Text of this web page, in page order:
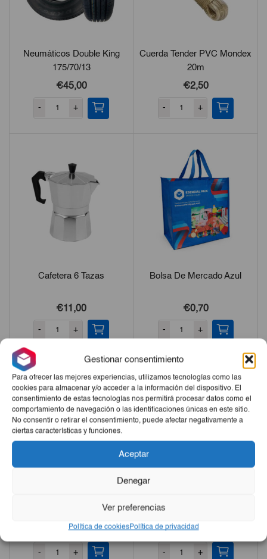
Gestionar consentimiento
Para ofrecer las mejores experiencias, utilizamos tecnologías como las
cookies para almacenar y/o acceder a la información del dispositivo. El
consentimiento de estas tecnologías nos permitirá procesar datos como el
comportamiento de navegación o las identificaciones únicas en este sitio.
No consentir o retirar el consentimiento, puede afectar negativamente a
ciertas características y funciones.
Aceptar
Denegar
Ver preferencias
Política de cookiesPolítica de privacidad
Neumáticos Double King
175/70/13
€45,00
- +
Cuerda Tender PVC Mondex
20m
€2,50
- +
Cafetera 6 Tazas
€11,00
- +
Bolsa De Mercado Azul
€0,70
- +
€0,65
- +
€0,70
- +